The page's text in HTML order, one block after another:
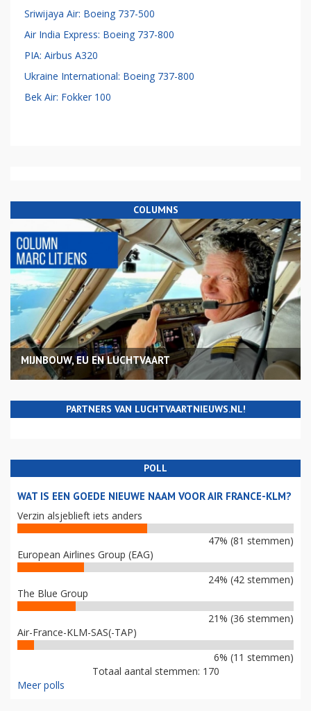
Sriwijaya Air: Boeing 737-500
Air India Express: Boeing 737-800
PIA: Airbus A320
Ukraine International: Boeing 737-800
Bek Air: Fokker 100
COLUMNS
MIJNBOUW, EU EN LUCHTVAART
PARTNERS VAN LUCHTVAARTNIEUWS.NL!
POLL
WAT IS EEN GOEDE NIEUWE NAAM VOOR AIR FRANCE-KLM?
Verzin alsjeblieft iets anders
47% (81 stemmen)
European Airlines Group (EAG)
24% (42 stemmen)
The Blue Group
21% (36 stemmen)
Air-France-KLM-SAS(-TAP)
6% (11 stemmen)
Totaal aantal stemmen: 170
Meer polls